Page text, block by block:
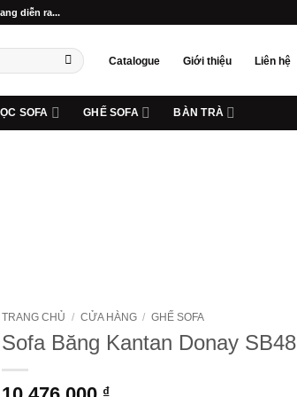
diễn ra...
Catalogue Giới thiệu Liên hệ
SOFA GHẾ SOFA BÀN TRÀ
TRANG CHỦ / CỬA HÀNG / GHẾ SOFA
Sofa Băng Kantan Donay SB48
₫